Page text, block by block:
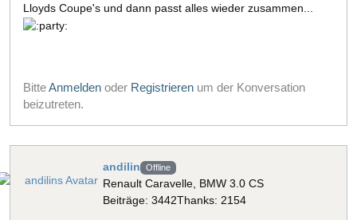
Lloyds Coupe's und dann passt alles wieder zusammen...
BitteAnmelden oder Registrieren um der Konversation
beizutreten.
andilin Offline
Renault Caravelle, BMW 3.0 CS
Beiträge: 3442Thanks: 2154